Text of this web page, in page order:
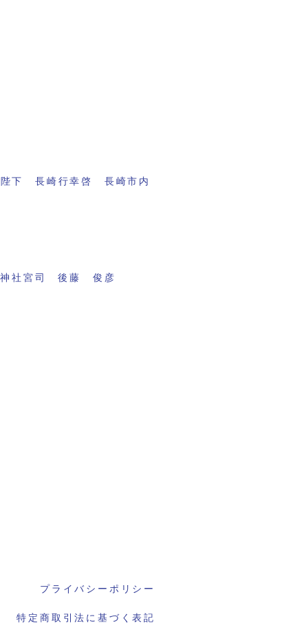
陛下 長崎行幸啓 長崎市内
神社宮司 後藤 俊彦
プライバシーポリシー
特定商取引法に基づく表記